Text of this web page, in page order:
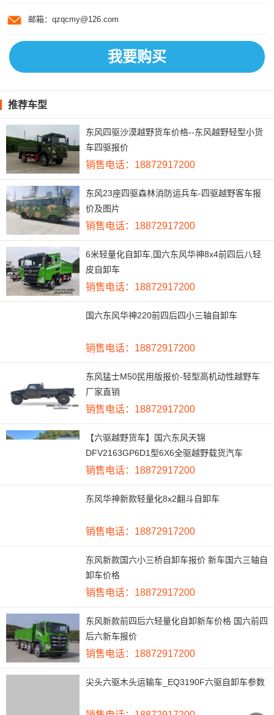
邮箱：qzqcmy@126.com
我要购买
推荐车型
东风四驱沙漠越野货车价格--东风越野轻型小货
车四驱报价
销售电话：18872917200
东风23座四驱森林消防运兵车-四驱越野客车报
价及图片
销售电话：18872917200
6米轻量化自卸车,国六东风华神8x4前四后八轻
皮自卸车
销售电话：18872917200
国六东风华神220前四后四小三轴自卸车
销售电话：18872917200
东风猛士M50民用版报价-轻型高机动性越野车
厂家直销
销售电话：18872917200
【六驱越野货车】国六东风天锦
DFV2163GP6D1型6X6全驱越野载货汽车
销售电话：18872917200
东风华神新款轻量化8x2翻斗自卸车
销售电话：18872917200
东风新款国六小三桥自卸车报价 新车国六三轴自
卸车价格
销售电话：18872917200
东风新款前四后六轻量化自卸新车价格 国六前四
后六新车报价
销售电话：18872917200
尖头六驱木头运输车_EQ3190F六驱自卸车参数